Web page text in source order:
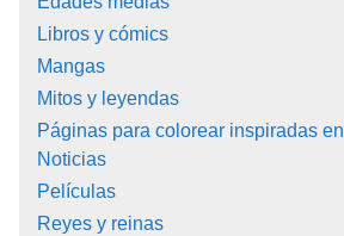
Libros y cómics
Mangas
Mitos y leyendas
Páginas para colorear inspiradas
Noticias
Películas
Reyes y reinas